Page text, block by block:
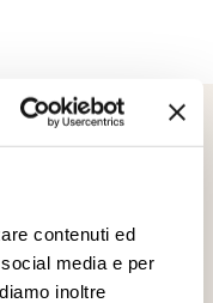
contenuti ed
media e per
inoltre